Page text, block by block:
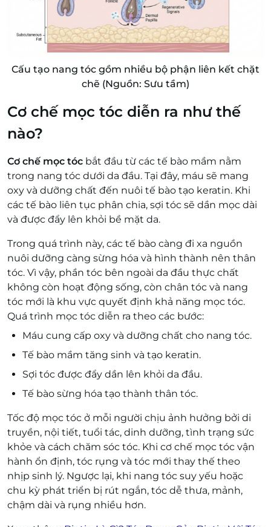
Cấu tạo nang tóc gồm nhiều bộ phận liên kết chặt
chẽ (Nguồn: Sưu tầm)
Cơ chế mọc tóc diễn ra như thế
nào?
Cơ chế mọc tóc bắt đầu từ các tế bào mầm nằm
trong nang tóc dưới da đầu. Tại đây, máu sẽ mang
oxy và dưỡng chất đến nuôi tế bào tạo keratin. Khi
các tế bào liên tục phân chia, sợi tóc sẽ dần mọc dài
và được đẩy lên khỏi bề mặt da.
Trong quá trình này, các tế bào càng đi xa nguồn
nuôi dưỡng càng sừng hóa và hình thành nên thân
tóc. Vì vậy, phần tóc bên ngoài da đầu thực chất
không còn hoạt động sống, còn chân tóc và nang
tóc mới là khu vực quyết định khả năng mọc tóc.
Quá trình mọc tóc diễn ra theo các bước:
Máu cung cấp oxy và dưỡng chất cho nang tóc.
Tế bào mầm tăng sinh và tạo keratin.
Sợi tóc được đẩy dần lên khỏi da đầu.
Tế bào sừng hóa tạo thành thân tóc.
Tốc độ mọc tóc ở mỗi người chịu ảnh hưởng bởi di
truyền, nội tiết, tuổi tác, dinh dưỡng, tình trạng sức
khỏe và cách chăm sóc tóc. Khi cơ chế mọc tóc vận
hành ổn định, tóc rụng và tóc mới thay thế theo
nhịp sinh lý. Ngược lại, khi nang tóc suy yếu hoặc
chu kỳ phát triển bị rút ngắn, tóc dễ thưa, mảnh,
chậm dài và rụng nhiều hơn.